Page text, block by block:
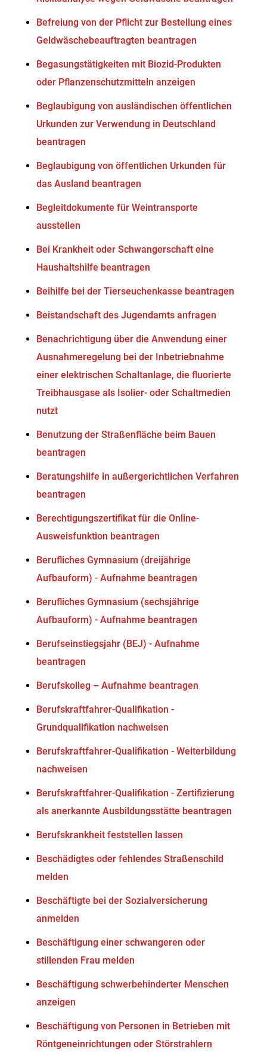
Befreiung von der Pflicht zur Bestellung eines
Geldwäschebeauftragten beantragen
Begasungstätigkeiten mit Biozid-Produkten
oder Pflanzenschutzmitteln anzeigen
Beglaubigung von ausländischen öffentlichen
Urkunden zur Verwendung in Deutschland
beantragen
Beglaubigung von öffentlichen Urkunden für
das Ausland beantragen
Begleitdokumente für Weintransporte
ausstellen
Bei Krankheit oder Schwangerschaft eine
Haushaltshilfe beantragen
Beihilfe bei der Tierseuchenkasse beantragen
Beistandschaft des Jugendamts anfragen
Benachrichtigung über die Anwendung einer
Ausnahmeregelung bei der Inbetriebnahme
einer elektrischen Schaltanlage, die fluorierte
Treibhausgase als Isolier- oder Schaltmedien
nutzt
Benutzung der Straßenfläche beim Bauen
beantragen
Beratungshilfe in außergerichtlichen Verfahren
beantragen
Berechtigungszertifikat für die Online-
Ausweisfunktion beantragen
Berufliches Gymnasium (dreijährige
Aufbauform) - Aufnahme beantragen
Berufliches Gymnasium (sechsjährige
Aufbauform) - Aufnahme beantragen
Berufseinstiegsjahr (BEJ) - Aufnahme
beantragen
Berufskolleg – Aufnahme beantragen
Berufskraftfahrer-Qualifikation -
Grundqualifikation nachweisen
Berufskraftfahrer-Qualifikation - Weiterbildung
nachweisen
Berufskraftfahrer-Qualifikation - Zertifizierung
als anerkannte Ausbildungsstätte beantragen
Berufskrankheit feststellen lassen
Beschädigtes oder fehlendes Straßenschild
melden
Beschäftigte bei der Sozialversicherung
anmelden
Beschäftigung einer schwangeren oder
stillenden Frau melden
Beschäftigung schwerbehinderter Menschen
anzeigen
Beschäftigung von Personen in Betrieben mit
Röntgeneinrichtungen oder Störstrahlern